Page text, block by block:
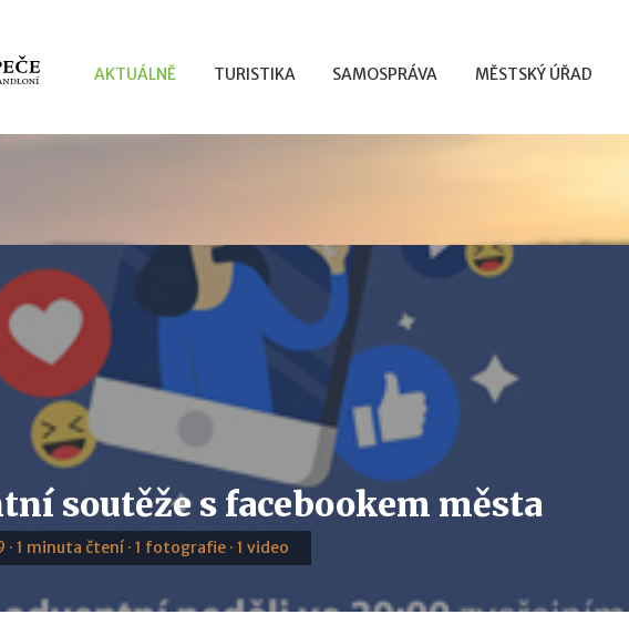
AKTUÁLNĚ TURISTIKA SAMOSPRÁVA MĚSTSKÝ ÚŘAD
soutěže s facebookem města
· 1 minuta čtení · 1 fotografie · 1 video